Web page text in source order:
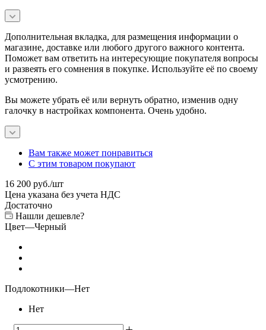
Дополнительная вкладка, для размещения информации о
магазине, доставке или любого другого важного контента.
Поможет вам ответить на интересующие покупателя вопросы
и развеять его сомнения в покупке. Используйте её по своему
усмотрению.
Вы можете убрать её или вернуть обратно, изменив одну
галочку в настройках компонента. Очень удобно.
Вам также может понравиться
С этим товаром покупают
16 200 руб./шт
Цена указана без учета НДС
Достаточно
Нашли дешевле?
Цвет—Черный
Подлокотники—Нет
Нет